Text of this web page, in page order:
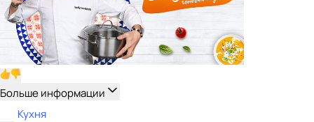
Больше информации
Кухня